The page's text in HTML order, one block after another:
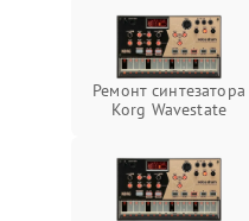
Ремонт синтезатора
Korg Wavestate